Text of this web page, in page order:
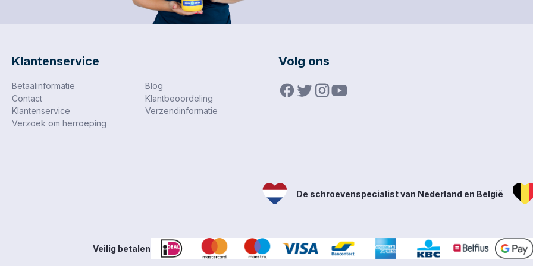
verpakt per 50 stuks.
Artikelnummer: RX-DV-
Klantenservice
Betaalinformatie
Blog
Contact
Klantbeoordeling
Klantenservice
Verzendinformatie
Verzoek om herroeping
Volg ons
De schroevenspecialist van Nederland en België
Veilig betalen